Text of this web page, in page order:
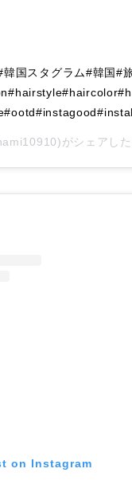
韓国スタグラム#韓国#
がシェアし
on Instagram